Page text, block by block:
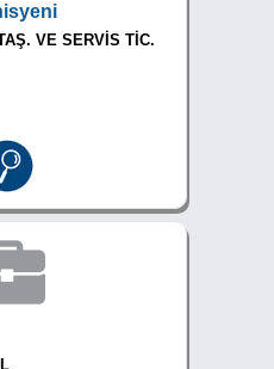
VE SERVİS TİC.